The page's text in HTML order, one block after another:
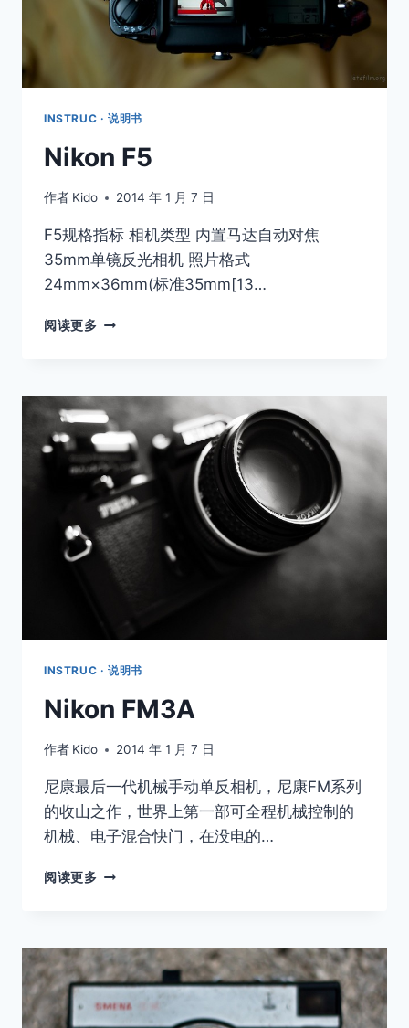
INSTRUC · 说明书
Nikon F5
作者 Kido 2014 年 1 月 7 日
F5规格指标 相机类型 内置马达自动对焦
35mm单镜反光相机 照片格式
24mm×36mm(标准35mm[13…
阅读更多 NIKON
INSTRUC · 说明书
Nikon FM3A
作者 Kido 2014 年 1 月 7 日
尼康最后一代机械手动单反相机，尼康FM系列
的收山之作，世界上第一部可全程机械控制的
机械、电子混合快门，在没电的…
阅读更多 NIKON